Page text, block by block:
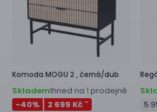
Komoda MOGU 2 , černá/dub
SklademIhned na 1 prodejně
-40% 2 699 Kč **
5